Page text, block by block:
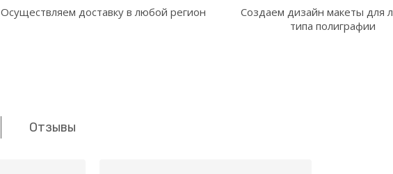
Осуществляем доставку в любой регион
Создаем дизайн макеты для
типа полиграфии
Отзывы